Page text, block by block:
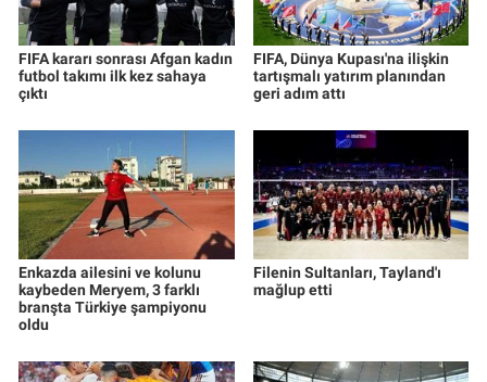
FIFA kararı sonrası Afgan kadın
futbol takımı ilk kez sahaya
çıktı
FIFA, Dünya Kupası'na ilişkin
tartışmalı yatırım planından
geri adım attı
Enkazda ailesini ve kolunu
kaybeden Meryem, 3 farklı
branşta Türkiye şampiyonu
oldu
Filenin Sultanları, Tayland'ı
mağlup etti